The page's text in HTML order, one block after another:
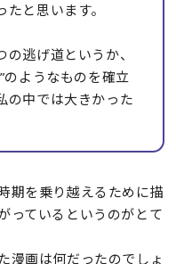
と思います。
逃げ道というか、
のようなものを確立
の中では大きかった
を乗り越えるために描
っているというのがとて
画は何だったのでしょ